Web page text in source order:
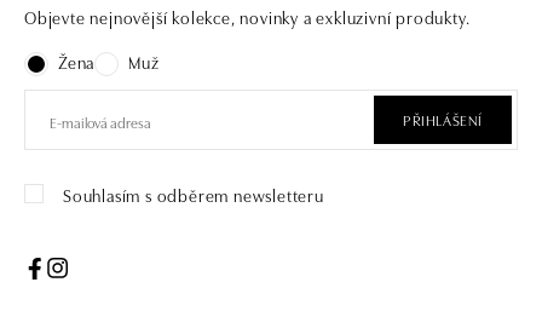
Objevte nejnovější kolekce, novinky a exkluzivní produkty.
Žena
Muž
PŘIHLÁŠENÍ
Souhlasím s odběrem newsletteru